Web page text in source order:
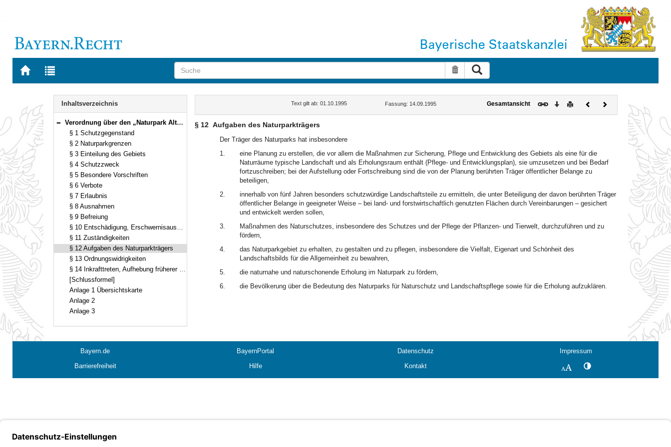
Zur
BAYERN.RECHT
Zur
letzten
Suche zurücksetzen
Navigation
Inhaltsverzeichnis
Bereich reduzieren
Verordnung über den „Naturpark Altmühltal (Südliche Frankenalb)“ Vom 14. September 1995 (GVBl. S. 692) BayRS 791-5-15-U [Stand: 1.9.1998] (§§ 1–14)
§ 1 Schutzgegenstand
§ 2 Naturparkgrenzen
§ 3 Einteilung des Gebiets
§ 4 Schutzzweck
§ 5 Besondere Vorschriften
§ 6 Verbote
§ 7 Erlaubnis
§ 8 Ausnahmen
§ 9 Befreiung
§ 10 Entschädigung, Erschwernisausgleich
§ 11 Zuständigkeiten
§ 12 Aufgaben des Naturparkträgers
§ 13 Ordnungswidrigkeiten
§ 14 Inkrafttreten, Aufhebung früherer Vorschriften
[Schlussformel]
Anlage 1 Übersichtskarte
Anlage 2
Anlage 3
Text gilt ab: 01.10.1995 Fassung: 14.09.1995 Gesamtansicht Download
DruckenVorherigesNächstes
Dokument
§ 12 Aufgaben des Naturparkträgers
Der Träger des Naturparks hat insbesondere
1.
eine Planung zu erstellen, die vor allem die Maßnahmen zur Sicherung, Pflege und Entwicklung des Gebiets als eine für die
Naturräume typische Landschaft und als Erholungsraum enthält (Pflege- und Entwicklungsplan), sie umzusetzen und bei Bedarf
fortzuschreiben; bei der Aufstellung oder Fortschreibung sind die von der Planung berührten Träger öffentlicher Belange zu
beteiligen,
2.
innerhalb von fünf Jahren besonders schutzwürdige Landschaftsteile zu ermitteln, die unter Beteiligung der davon berührten Träger
öffentlicher Belange in geeigneter Weise – bei land- und forstwirtschaftlich genutzten Flächen durch Vereinbarungen – gesichert
und entwickelt werden sollen,
3.
Maßnahmen des Naturschutzes, insbesondere des Schutzes und der Pflege der Pflanzen- und Tierwelt, durchzuführen und zu
fördern,
4.
das Naturparkgebiet zu erhalten, zu gestalten und zu pflegen, insbesondere die Vielfalt, Eigenart und Schönheit des
Landschaftsbilds für die Allgemeinheit zu bewahren,
5.
die naturnahe und naturschonende Erholung im Naturpark zu fördern,
6.
die Bevölkerung über die Bedeutung des Naturparks für Naturschutz und Landschaftspflege sowie für die Erholung aufzuklären.
Bayern.de BayernPortal Datenschutz
Impressum
Barrierefreiheit
Hilfe Kontakt SchriftgrößeKontrastwechsel